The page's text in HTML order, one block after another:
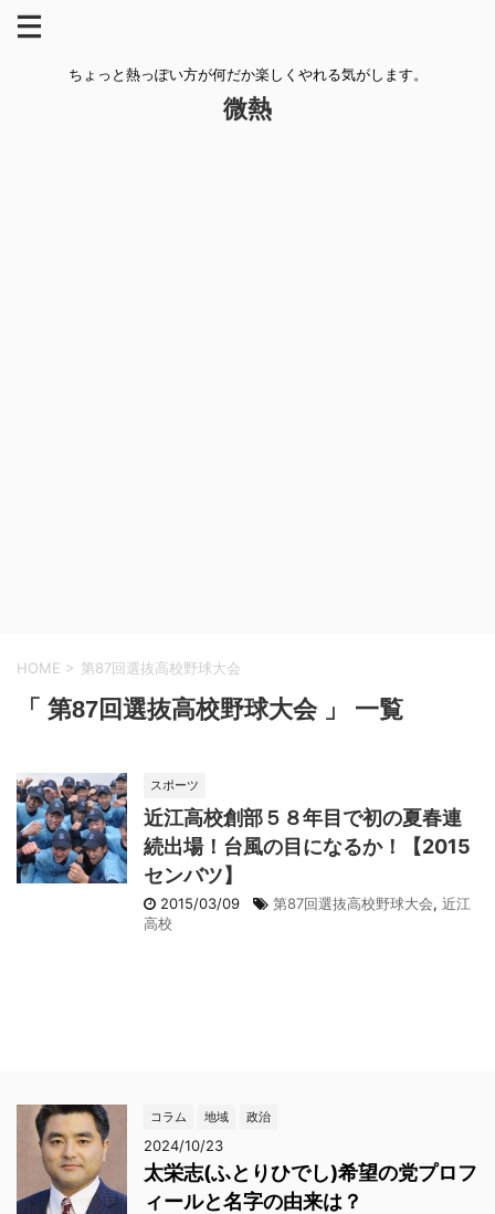
ちょっと熱っぽい方が何だか楽しくやれる気がします。
微熱
HOME > 第87回選抜高校野球大会
「 第87回選抜高校野球大会 」 一覧
スポーツ
近江高校創部５８年目で初の夏春連
続出場！台風の目になるか！【2015
センバツ】
2015/03/09 第87回選抜高校野球大会, 近江
高校
コラム 地域 政治
2024/10/23
太栄志(ふとりひでし)希望の党プロフ
ィールと名字の由来は？